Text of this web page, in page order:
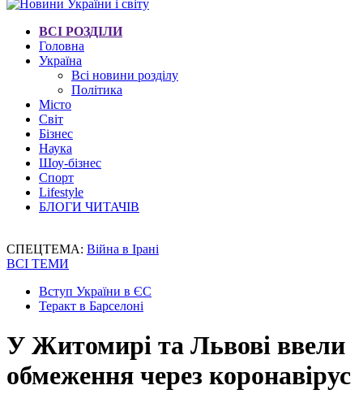
ВСІ РОЗДІЛИ
Головна
Україна
Всі новини розділу
Політика
Місто
Світ
Бізнес
Наука
Шоу-бізнес
Спорт
Lifestyle
БЛОГИ ЧИТАЧІВ
СПЕЦТЕМА: Війна в Ірані
ВСІ ТЕМИ
Вступ України в ЄС
Теракт в Барселоні
У Житомирі та Львові ввели
обмеження через коронавірус